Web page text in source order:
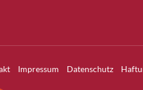
Impressum Datenschutz